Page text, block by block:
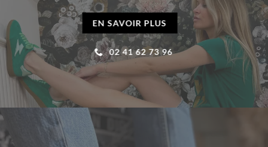
EN SAVOIR PLUS
02 41 62 73 96